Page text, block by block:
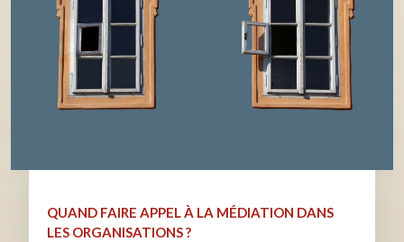
QUAND FAIRE APPEL À LA MÉDIATION DANS
LES ORGANISATIONS ?